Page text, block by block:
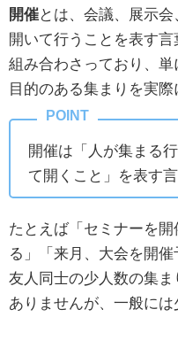
開催とは、会議、展示
開いて行うことを表す
組み合わさっており、
目的のある集まりを実際
開催は「人が集まる
て開くこと」を表す言
たとえば「セミナーを
る」「来月、大会を開催
友人同士の少人数の集
ありませんが、一般には